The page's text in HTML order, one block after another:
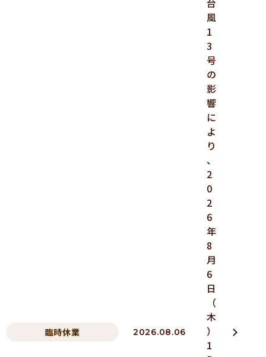
臨時休業 2026.08.06
台
風
1
3
号
の
影
響
に
よ
り
、
2
0
2
6
年
8
月
6
日
（
木
）
1